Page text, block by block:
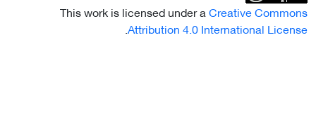
This work is licensed under aCreative Commons
Attribution 4.0 International License
.